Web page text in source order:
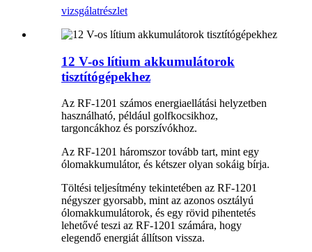
vizsgálatrészlet
12 V-os lítium akkumulátorok
tisztítógépekhez
Az RF-1201 számos energiaellátási helyzetben
használható, például golfkocsikhoz,
targoncákhoz és porszívókhoz.
Az RF-1201 háromszor tovább tart, mint egy
ólomakkumulátor, és kétszer olyan sokáig bírja.
Töltési teljesítmény tekintetében az RF-1201
négyszer gyorsabb, mint az azonos osztályú
ólomakkumulátorok, és egy rövid pihentetés
lehetővé teszi az RF-1201 számára, hogy
elegendő energiát állítson vissza.